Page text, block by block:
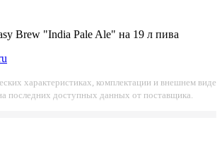
Brew "India Pale Ale" на 19 л пива
характеристиках, комплектации и внешнем виде
последних доступных данных от поставщика.